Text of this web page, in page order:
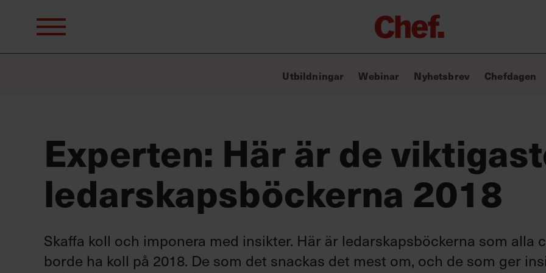
efter: Chefakademin+
Lyft ditt ledarskap med C+
Ledarskapstest
Chef GPT – din chefsassistent i
Utbildningar Webinar Nyhetsbrev Chefdagen
Experten: Här är de
ledarskapsböckerna 2018
Skaffa koll och imponera med insikter. Här är ledarskapsböckerna som alla
borde ha koll på 2018. De som det snackas det mest om, och de som ger